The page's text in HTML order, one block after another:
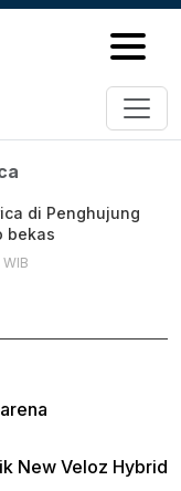
di Penghujung
bekas
New Veloz Hybrid